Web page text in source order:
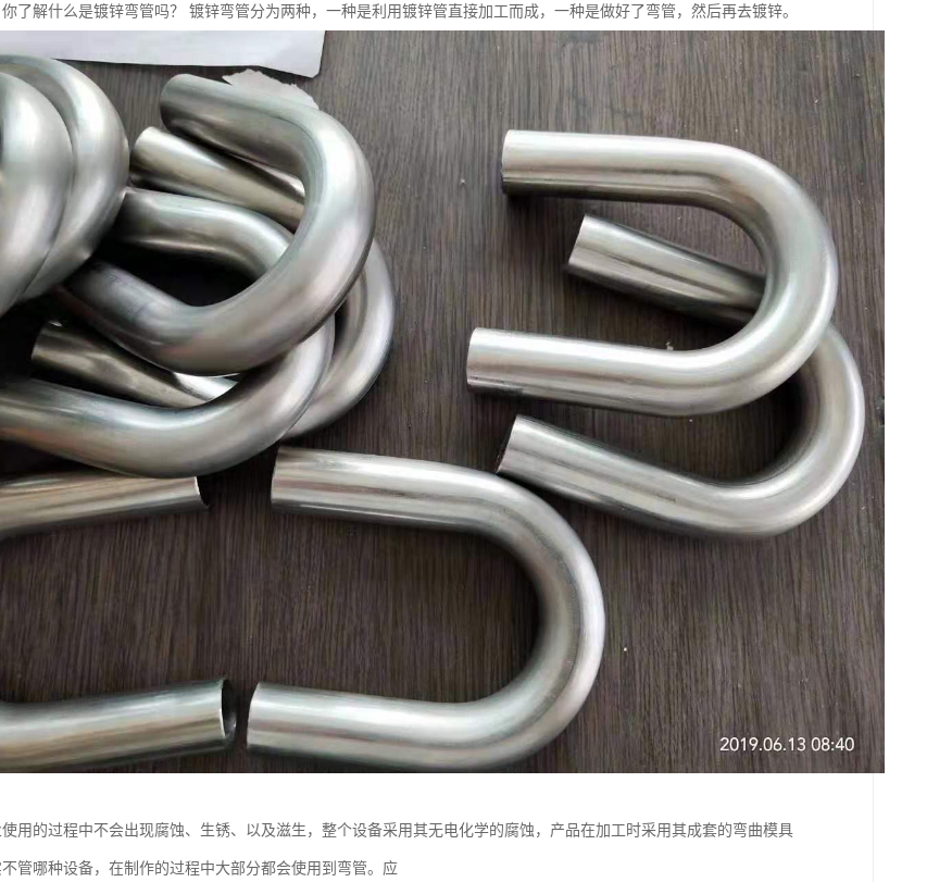
了解什么是镀锌弯管吗？ 镀锌弯管分为两种，一种是利用镀锌管直接加工而成，一种是做好了弯管，然后再去镀锌。
用的过程中不会出现腐蚀、生锈、以及滋生，整个设备采用其无电化学的腐蚀，产品在加工时采用其成套的弯曲模具
管哪种设备，在制作的过程中大部分都会使用到弯管。应